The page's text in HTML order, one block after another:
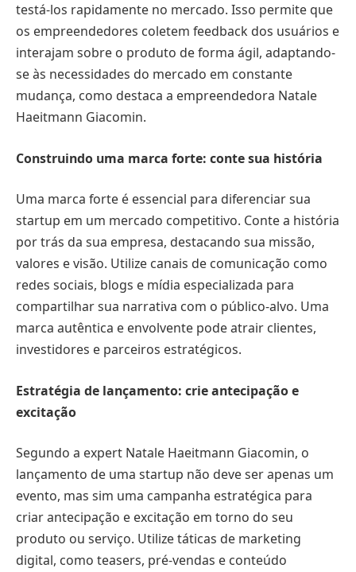
testá-los rapidamente no mercado. Isso permite que
os empreendedores coletem feedback dos usuários e
interajam sobre o produto de forma ágil, adaptando-
se às necessidades do mercado em constante
mudança, como destaca a empreendedora Natale
Haeitmann Giacomin.
Construindo uma marca forte: conte sua história
Uma marca forte é essencial para diferenciar sua
startup em um mercado competitivo. Conte a história
por trás da sua empresa, destacando sua missão,
valores e visão. Utilize canais de comunicação como
redes sociais, blogs e mídia especializada para
compartilhar sua narrativa com o público-alvo. Uma
marca autêntica e envolvente pode atrair clientes,
investidores e parceiros estratégicos.
Estratégia de lançamento: crie antecipação e
excitação
Segundo a expert Natale Haeitmann Giacomin, o
lançamento de uma startup não deve ser apenas um
evento, mas sim uma campanha estratégica para
criar antecipação e excitação em torno do seu
produto ou serviço. Utilize táticas de marketing
digital, como teasers, pré-vendas e conteúdo